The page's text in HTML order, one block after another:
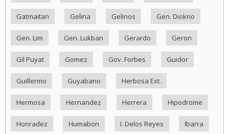
Gatmaitan Gelina Gelinos Gen. Diokno
Gen. Lim Gen. Lukban Gerardo Geron
Gil Puyat Gomez Gov. Forbes Guidor
Guillermo Guyabano Herbosa Ext.
Hermosa Hernandez Herrera Hipodrome
Honradez Humabon I. Delos Reyes Ibarra